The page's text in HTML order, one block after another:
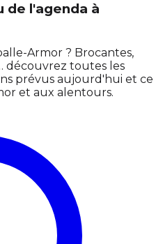
de l'agenda à
Armor ? Brocantes,
découvrez toutes les
prévus aujourd'hui et ce
et aux alentours.